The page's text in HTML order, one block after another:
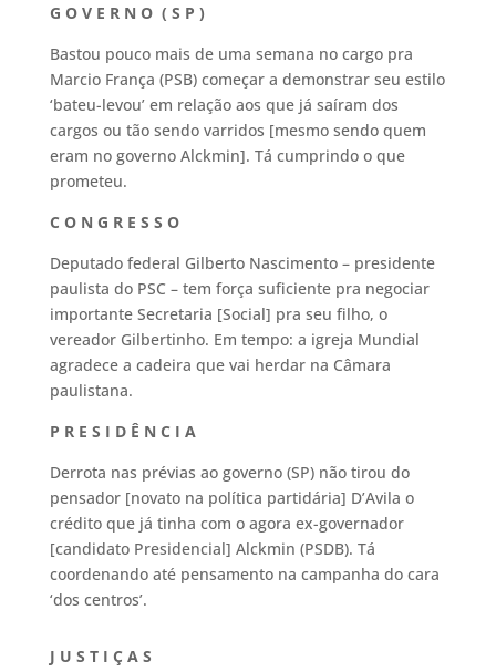
G O V E R N O ( S P )
Bastou pouco mais de uma semana no cargo pra
Marcio França (PSB) começar a demonstrar seu estilo
‘bateu-levou’ em relação aos que já saíram dos
cargos ou tão sendo varridos [mesmo sendo quem
eram no governo Alckmin]. Tá cumprindo o que
prometeu.
C O N G R E S S O
Deputado federal Gilberto Nascimento – presidente
paulista do PSC – tem força suficiente pra negociar
importante Secretaria [Social] pra seu filho, o
vereador Gilbertinho. Em tempo: a igreja Mundial
agradece a cadeira que vai herdar na Câmara
paulistana.
P R E S I D Ê N C I A
Derrota nas prévias ao governo (SP) não tirou do
pensador [novato na política partidária] D’Avila o
crédito que já tinha com o agora ex-governador
[candidato Presidencial] Alckmin (PSDB). Tá
coordenando até pensamento na campanha do cara
‘dos centros’.
J U S T I Ç A S